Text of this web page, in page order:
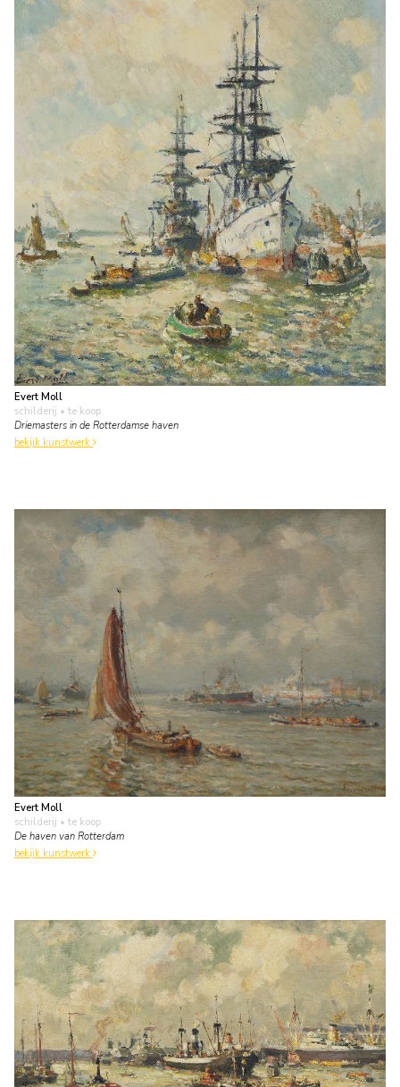
Evert Moll
schilderij • te koop
Driemasters in de Rotterdamse haven
bekijk kunstwerk
Evert Moll
schilderij • te koop
De haven van Rotterdam
bekijk kunstwerk